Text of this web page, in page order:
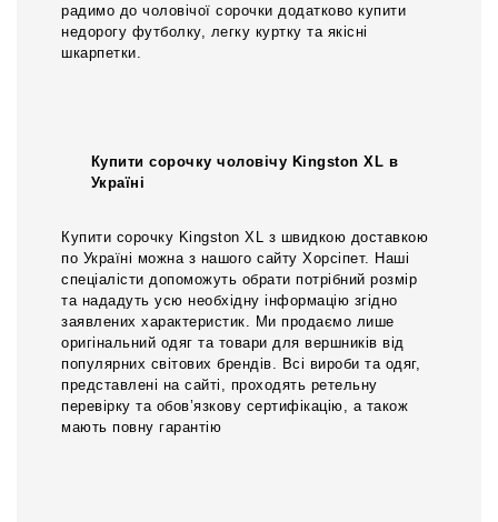
радимо до чоловічої сорочки додатково купити
недорогу футболку, легку куртку та якісні
шкарпетки.
Купити сорочку чоловічу Kingston XL в
Україні
Купити сорочку Kingston XL з швидкою доставкою
по Україні можна з нашого сайту Хорсіпет. Наші
спеціалісти допоможуть обрати потрібний розмір
та нададуть усю необхідну інформацію згідно
заявлених характеристик. Ми продаємо лише
оригінальний одяг та товари для вершників від
популярних світових брендів. Всі вироби та одяг,
представлені на сайті, проходять ретельну
перевірку та обов’язкову сертифікацію, а також
мають повну гарантію